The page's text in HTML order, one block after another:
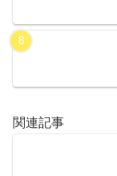
関連記事